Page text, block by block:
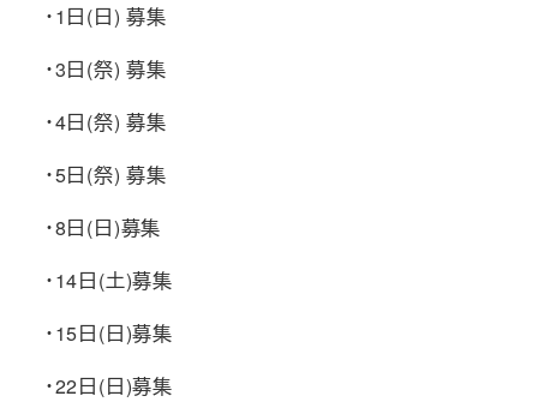
・1日(日) 募集
・3日(祭) 募集
・4日(祭) 募集
・5日(祭) 募集
・8日(日)募集
・14日(土)募集
・15日(日)募集
・22日(日)募集